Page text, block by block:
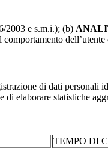
2003 e s.m.i.); (b)
di dati personali
elaborare statistiche
TEMPO DI